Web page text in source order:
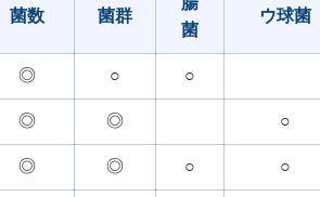
菌数
菌群
菌
ウ球菌
◎ ○ ○
◎ ◎ ○
◎ ◎ ○ ○